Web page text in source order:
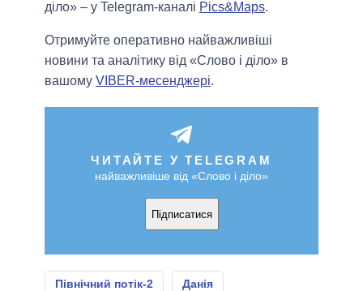
діло» – у Telegram-каналі Pics&Maps.
Отримуйте оперативно найважливіші
новини та аналітику від «Слово і діло» в
вашому VIBER-месенджері.
ЧИТАЙТЕ У TELEGRAM
найважливіше від «Слово і діло»
Підписатися
Північний потік-2 Данія